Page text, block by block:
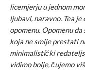
licemjerju u jednom
ljubavi, naravno. Tea
opomenu. Opomenu
koja ne smije prestati
minimalistički
vidimo bolje, čujemo